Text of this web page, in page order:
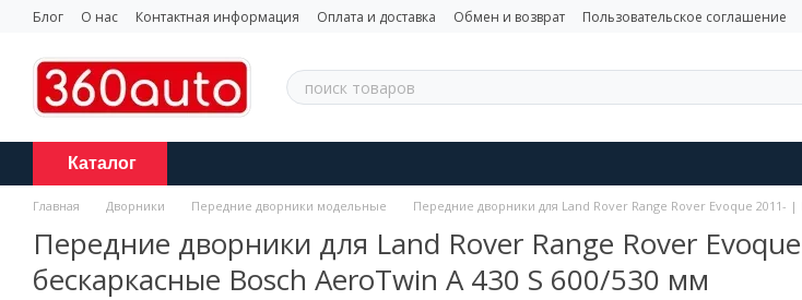
Перейти к основному контенту
Блог О нас Контактная информация Оплата и доставка Обмен и возврат Пользовательское соглашение
Каталог
Главная Дворники Передние дворники модельные Передние дворники для Land Rover Range Rover Evoque 2011-
Передние дворники для Land Rover Range Rover
бескаркасные Bosch AeroTwin A 430 S 600/530 мм